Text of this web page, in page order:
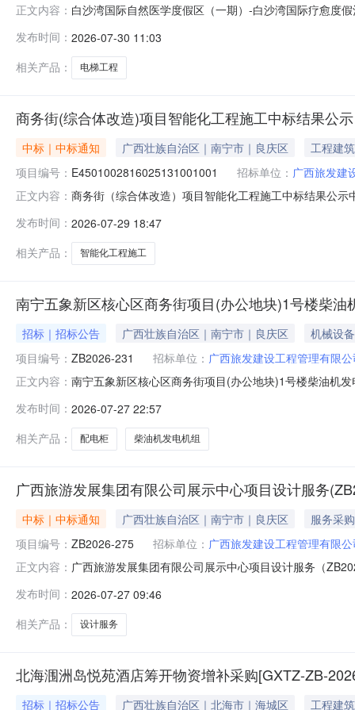
正文内容： 白沙湾国际自然医学度假区（一期）-白沙湾国际疗愈度
限公司招标类别√委托招标□自行招标招标方式√公开招标
发布时间： 2026-07-30 11:03
相关产品：
电梯工程
商务街(综合体改造)项目智能化工程施工中标结果公示
中标｜中标通知 广西壮族自治区｜南宁市｜良庆区
工程建筑
项目编号： E4501002816025131001001 招标单位： 广西旅发建
正文内容： 商务街（综合体改造）项目智能化工程施工中标结果公
标代理机构广西机电设备招标有限公司（加盖单位公章
点位预留、智能化独立机房
发布时间： 2026-07-29 18:47
相关产品：
智能化工程施工
南宁五象新区核心区商务街项目(办公地块)1号楼柴
招标｜招标公告 广西壮族自治区｜南宁市｜良庆区
机械设备
项目编号： ZB2026-231 招标单位： 广西旅发建设工程管理有限
正文内容： 南宁五象新区核心区商务街项目(办公地块)1号楼柴油机
有关事项公告如下：一、项目基本情况（一）项目名称
（三）采购方式：竞争性磋商。（
发布时间： 2026-07-27 22:57
相关产品：
配电柜 柴油机发电机组
广西旅游发展集团有限公司展示中心项目设计服务
中标｜中标通知 广西壮族自治区｜南宁市｜良庆区
服务采购
项目编号： ZB2026-275 招标单位： 广西旅发建设工程管理有限
正文内容： 广西旅游发展集团有限公司展示中心项目设计服务（
（￥600,000.00）；增值税税率为：6%。主要标的信息
期施工配合服务。设计
发布时间： 2026-07-27 09:46
相关产品：
设计服务
北海涠洲岛悦苑酒店筹开物资增补采购[GXTZ-ZB-
招标｜招标公告 广西壮族自治区｜北海市｜海城区
工程建筑